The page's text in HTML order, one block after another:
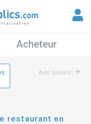
Acheteur
Avis suivant
restaurant en